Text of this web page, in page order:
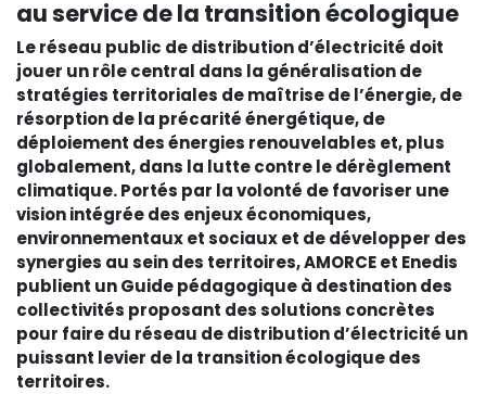
au service de la transition écologique
Le réseau public de distribution d’électricité doit
jouer un rôle central dans la généralisation de
stratégies territoriales de maîtrise de l’énergie, de
résorption de la précarité énergétique, de
déploiement des énergies renouvelables et, plus
globalement, dans la lutte contre le dérèglement
climatique. Portés par la volonté de favoriser une
vision intégrée des enjeux économiques,
environnementaux et sociaux et de développer des
synergies au sein des territoires, AMORCE et Enedis
publient un Guide pédagogique à destination des
collectivités proposant des solutions concrètes
pour faire du réseau de distribution d’électricité un
puissant levier de la transition écologique des
territoires.